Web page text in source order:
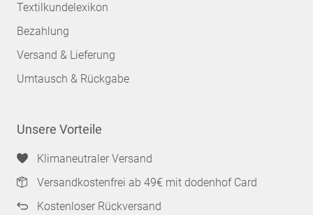
Textilkundelexikon
Bezahlung
Versand & Lieferung
Umtausch & Rückgabe
Unsere Vorteile
Klimaneutraler Versand
Versandkostenfrei ab 49€ mit dodenhof Card
Kostenloser Rückversand